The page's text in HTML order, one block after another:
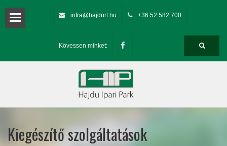
infra@hajdurt.hu +36 52 582 700
Kövessen minket:
Kiegészítő szolgáltatások